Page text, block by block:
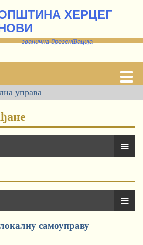
ХЕРЦЕГ
презентација
управа
≡
≡
самоуправу